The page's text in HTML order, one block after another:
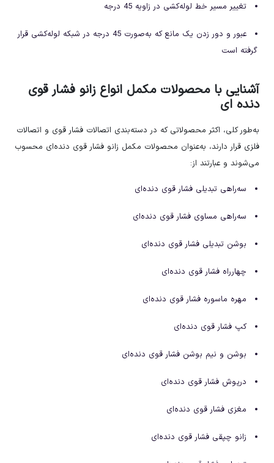
تغییر مسیر خط لوله‌کشی در زاویه 45 درجه
عبور و دور زدن یک مانع که به‌صورت 45 درجه در شبکه لوله‌کشی قرار
گرفته است
آشنایی با محصولات مکمل انواع زانو فشار قوی
دنده ای
به‌طور کلی، اکثر محصولاتی که در دسته‌بندی اتصالات فشار قوی و اتصالات
فلزی قرار دارند، به‌عنوان محصولات مکمل زانو فشار قوی دنده‌ای محسوب
می‌شوند و عبارتند از:
سه‌راهی تبدیلی فشار قوی دنده‌ای
سه‌راهی مساوی فشار قوی دنده‌ای
بوشن تبدیلی فشار قوی دنده‌ای
چهارراه فشار قوی دنده‌ای
مهره ماسوره فشار قوی دنده‌ای
کپ فشار قوی دنده‌ای
بوشن و نیم بوشن فشار قوی دنده‌ای
درپوش فشار قوی دنده‌ای
مغزی فشار قوی دنده‌ای
زانو چپقی فشار قوی دنده‌ای